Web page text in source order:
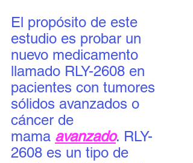
El propósito de este
estudio es probar un
nuevo medicamento
llamado RLY-2608 en
pacientes con tumores
sólidos avanzados o
cáncer de
mama avanzado. RLY-
2608 es un tipo de